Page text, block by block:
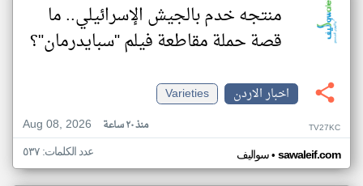
منتجه خدم بالجيش الإسرائيلي.. ما
قصة حملة مقاطعة فيلم "سبايدرمان"؟
اخبار الاردن
Varieties
Aug 08, 2026
منذ ٢٠ ساعة TV27KC
سواليف• sawaleif.com عدد الكلمات: ٥٣٧